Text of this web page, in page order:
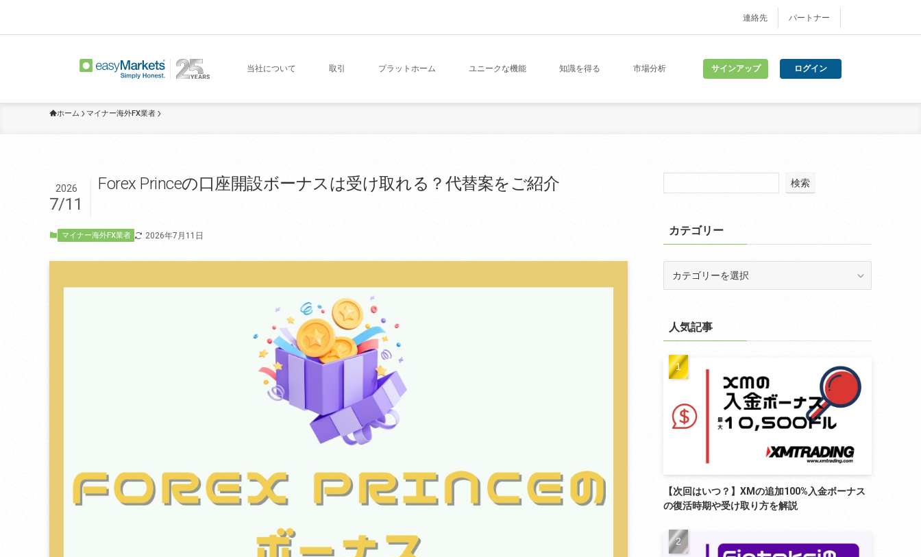
連絡先 パートナー
当社について 取引 プラットホーム ユニークな機能 知識を得る 市場分析 サインアップ ログイン
ホーム マイナー海外FX業者
Forex Princeの口座開設ボーナスは受け取れる？代替案をご紹介
2026
7/11
マイナー海外FX業者 2026年7月11日
検索
カテゴリー
人気記事
【次回はいつ？】XMの追加100%入金ボーナス
の復活時期や受け取り方を解説